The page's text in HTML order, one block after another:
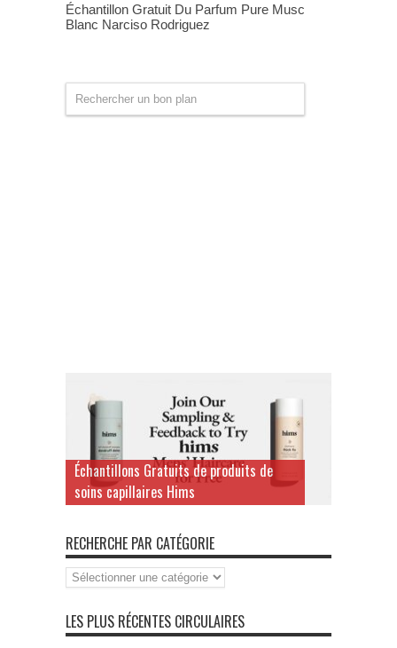
Échantillon Gratuit Du Parfum Pure Musc
Blanc Narciso Rodriguez
Échantillons Gratuits de produits de
soins capillaires Hims
RECHERCHE PAR CATÉGORIE
Recherche
par
LES PLUS RÉCENTES CIRCULAIRES